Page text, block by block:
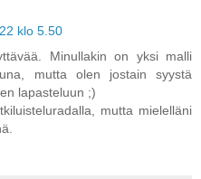
klo 5.50
Minullakin on yksi malli
mutta olen jostain syystä
lapasteluun ;)
mutta mielelläni